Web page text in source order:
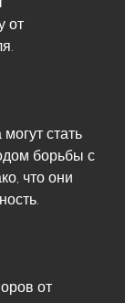
от
стать
борьбы с
что они
от